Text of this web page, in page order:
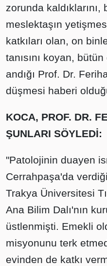
zorunda
meslektaşın
katkıları olan, on
tanısını koyan,
andığı Prof. Dr.
düşmesi haberi
KOCA, PROF. DR.
ŞUNLARI SÖYLEDİ:
"Patolojinin duayen
Cerrahpaşa'da
Trakya Üniversitesi
Ana Bilim Dalı'nın
üstlenmişti. Emekli
misyonunu terk
evinden de katkı